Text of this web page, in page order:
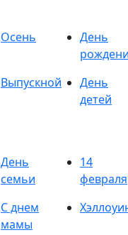
Осень
День
Выпускной
День
детей
День
семьи
14
февраля
С днем
мамы